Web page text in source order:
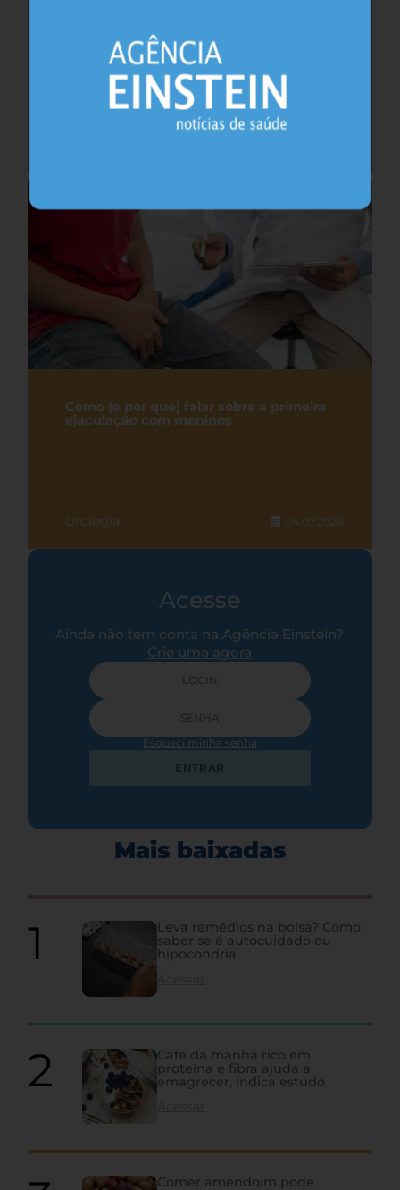
Saúde do coração após os 45 anos pode
antecipar risco de demência
Como (e por que) falar sobre a primeira
ejaculação com meninos
Urologia 24.07.2026
Acesse
Ainda não tem conta na Agência Einstein?
Crie uma agora
Esqueci minha senha
ENTRAR
Mais baixadas
Leva remédios na bolsa? Como
saber se é autocuidado ou
hipocondria
Café da manhã rico em
proteína e fibra ajuda a
emagrecer, indica estudo
Comer amendoim pode